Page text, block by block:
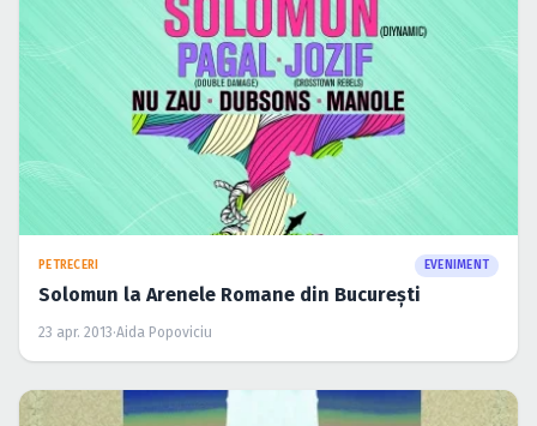
PETRECERI EVENIMENT
Solomun la Arenele Romane din Bucureşti
23 apr. 2013·Aida Popoviciu